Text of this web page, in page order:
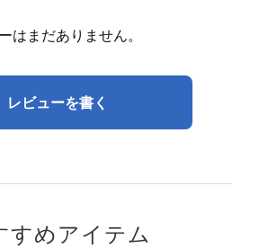
はまだありません。
レビューを書く
すめアイテム